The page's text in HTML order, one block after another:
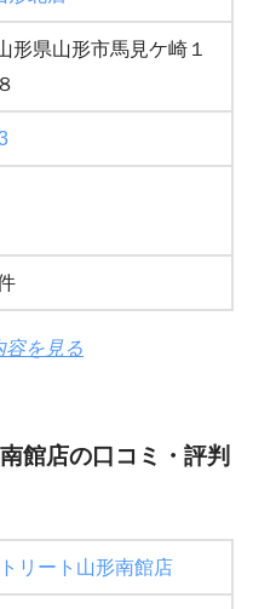
形県山形市馬見ケ崎１
容を見る
館店の口コミ・評判
リート山形南館店